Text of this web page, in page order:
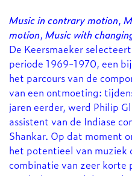
Music in contrary motion,
motion, Music with
De Keersmaeker
periode 1969-1970, een
het parcours van de
van een ontmoeting:
jaren eerder, werd Philip
assistent van de Indiase
Shankar. Op dat moment
het potentieel van muziek
combinatie van zeer korte